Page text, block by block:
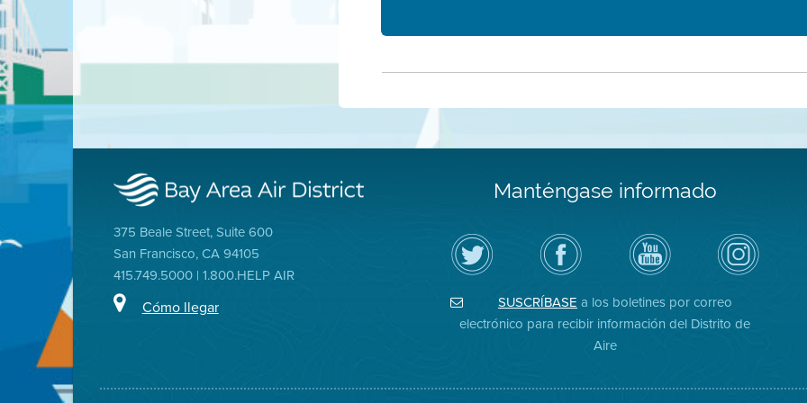
375 Beale Street, Suite 600
San Francisco, CA 94105
415.749.5000 | 1.800.HELP AIR
Cómo llegar
Manténgase informado
Siga
el
Distrito
de
Visite
la
página
de
del
Canal
de
YouTube
del
de
Aire
Air
District
on
Instagram
SUSCRÍBASEa los boletines por correo
electrónico para recibir información del Distrito de
Aire